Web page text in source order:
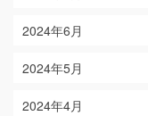
2024年6月
2024年5月
2024年4月